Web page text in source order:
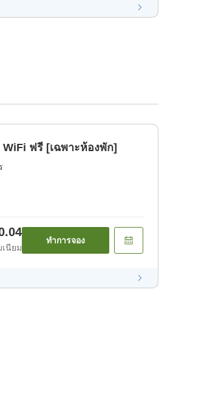
ฟรี [เฉพาะห้องพัก]
นียม
ทำการจอง